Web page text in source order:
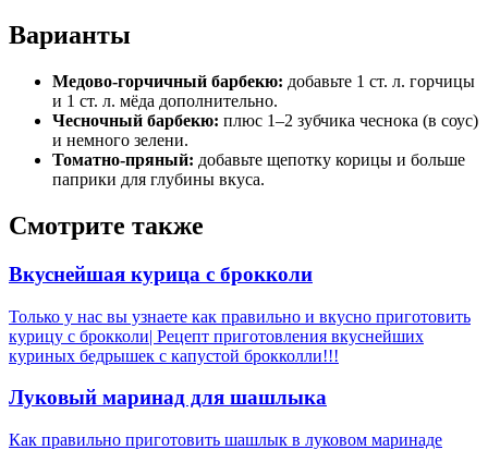
Варианты
Медово-горчичный барбекю: добавьте 1 ст. л. горчицы
и 1 ст. л. мёда дополнительно.
Чесночный барбекю: плюс 1–2 зубчика чеснока (в соус)
и немного зелени.
Томатно-пряный: добавьте щепотку корицы и больше
паприки для глубины вкуса.
Смотрите также
Вкуснейшая курица с брокколи
Только у нас вы узнаете как правильно и вкусно приготовить
курицу с брокколи| Рецепт приготовления вкуснейших
куриных бедрышек с капустой брокколли!!!
Луковый маринад для шашлыка
Как правильно приготовить шашлык в луковом маринаде